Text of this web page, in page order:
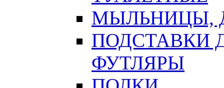
МЫЛЬНИЦЫ,
ПОДСТАВКИ
ФУТЛЯРЫ